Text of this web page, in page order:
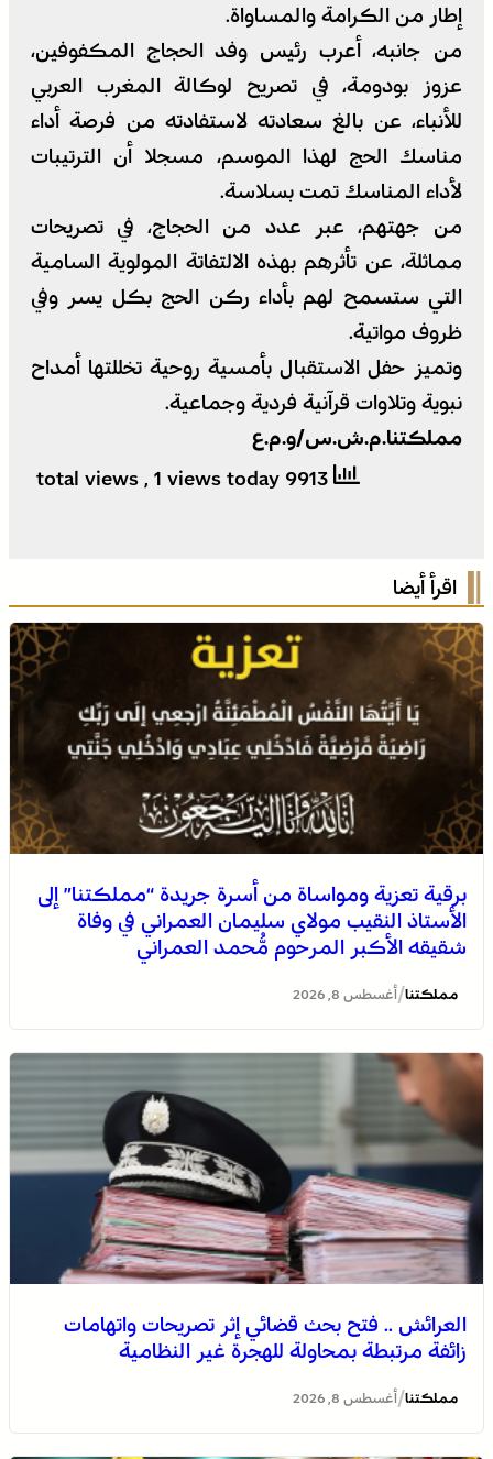
إطار من الكرامة والمساواة.
من جانبه، أعرب رئيس وفد الحجاج المكفوفين،
عزوز بودومة، في تصريح لوكالة المغرب العربي
للأنباء، عن بالغ سعادته لاستفادته من فرصة أداء
مناسك الحج لهذا الموسم، مسجلا أن الترتيبات
لأداء المناسك تمت بسلاسة.
من جهتهم، عبر عدد من الحجاج، في تصريحات
مماثلة، عن تأثرهم بهذه الالتفاتة المولوية السامية
التي ستسمح لهم بأداء ركن الحج بكل يسر وفي
ظروف مواتية.
وتميز حفل الاستقبال بأمسية روحية تخللتها أمداح
نبوية وتلاوات قرآنية فردية وجماعية.
مملكتنا.م.ش.س/و.م.ع
, 1 views today
اقرأ أيضا
برقية تعزية ومواساة من أسرة جريدة “مملكتنا” إلى
الأستاذ النقيب مولاي سليمان العمراني في وفاة
شقيقه الأكبر المرحوم مُّحمد العمراني
مملكتنا/ أغسطس 8, 2026
العرائش .. فتح بحث قضائي إثر تصريحات واتهامات
زائفة مرتبطة بمحاولة للهجرة غير النظامية
مملكتنا/ أغسطس 8, 2026